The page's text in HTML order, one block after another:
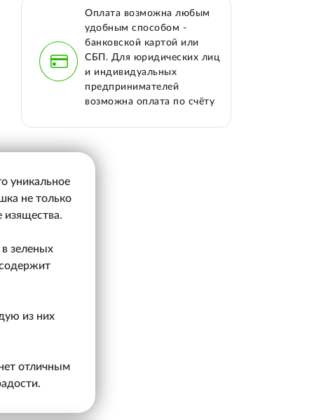
Оплата возможна любым
удобным способом -
банковской картой или
СБП. Для юридических лиц
и индивидуальных
предпринимателей
возможна оплата по счёту
уникальное
не только
изящества.
зеленых
из них
отличным